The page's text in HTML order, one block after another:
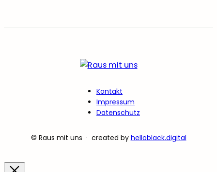
Kontakt
Impressum
Datenschutz
© Raus mit uns · created by helloblack.digital